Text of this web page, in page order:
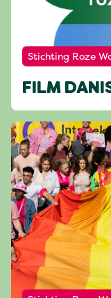
Stichting Roze
FILM